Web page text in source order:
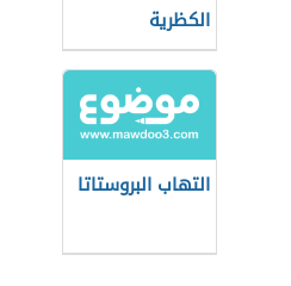
الكظرية
التهاب البروستاتا